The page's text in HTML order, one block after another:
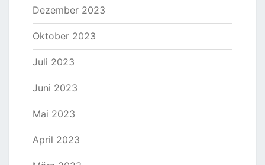
Dezember 2023
Oktober 2023
Juli 2023
Juni 2023
Mai 2023
April 2023